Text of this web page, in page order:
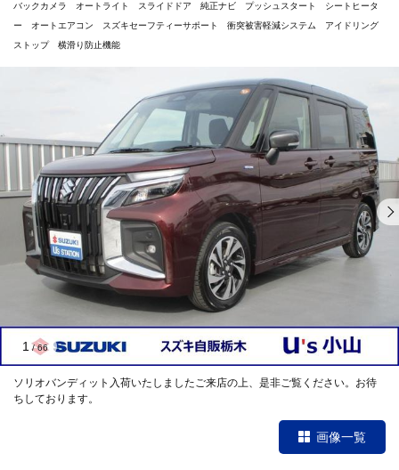
バックカメラ オートライト スライドドア 純正ナビ プッシュスタート シートヒータ
ー オートエアコン スズキセーフティーサポート 衝突被害軽減システム アイドリング
ストップ 横滑り防止機能
ソリオバンディット入荷いたしましたご来店の上、是非ご覧ください。お待
ちしております。
1 /66
画像一覧